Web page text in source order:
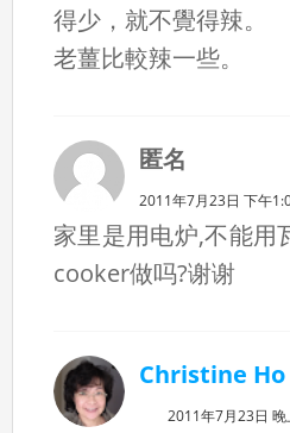
得少，就不覺得辣。
老薑比較辣一些。
匿名
2011年7月23日 下午
家里是用电炉,不能用
cooker做吗?谢谢
Christine Ho
2011年7月23日